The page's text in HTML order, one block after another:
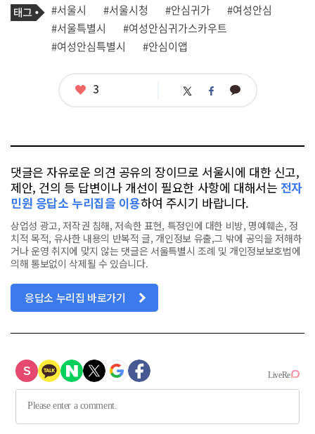
사
관
련
태
태
그
#서울시 #서울시청 #안심귀가
#여성안심
#서울특별시
#여성안심귀가스카우트
#여성안심특별시
#안심이앱
좋
3 트 페 카
댓글은 자유로운 의견 공유의 장이므로 서울시에 대한 신고,
제안, 건의 등 답변이나 개선이 필요한 사항에 대해서는 전자
민원 응답소 누리집을 이용하여 주시기 바랍니다.
상업성 광고, 저작권 침해, 저속한 표현, 특정인에 대한 비방, 명예훼손, 정
치적 목적, 유사한 내용의 반복적 글, 개인정보 유출,그 밖에 공익을 저해하
거나 운영 취지에 맞지 않는 댓글은 서울특별시 조례 및 개인정보보호법에
의해 통보없이 삭제될 수 있습니다.
응답소 누리집 바로가기